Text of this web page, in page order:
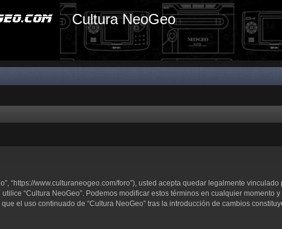
Cultura NeoGeo
“https://www.culturaneogeo.com/foro”), usted acepta quedar legalmente
“Cultura NeoGeo”. Podemos modificar estos términos en cualquier momento
el uso continuado de “Cultura NeoGeo” tras la introducción de cambios